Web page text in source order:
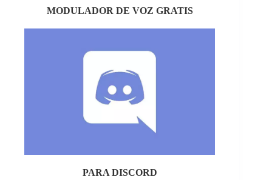
MODULADOR DE VOZ GRATIS
PARA DISCORD